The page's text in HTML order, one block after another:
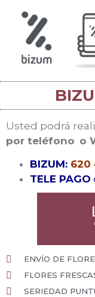
Usted podrá
por teléfono o
BIZUM: 620
TELE PAGO
ENVÍO DE
FLORES
SERIEDAD